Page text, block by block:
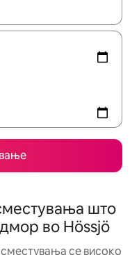
се со копчињата
што
во Hössjö
сместувања се високо